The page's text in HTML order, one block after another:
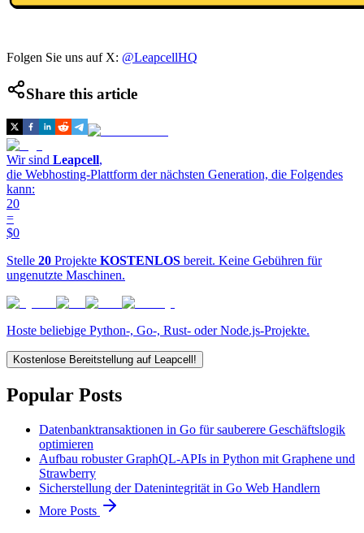
Folgen Sie uns auf X: @LeapcellHQ
Share this article
Wir sind Leapcell,
die Webhosting-Plattform der nächsten Generation, die Folgendes
kann:
20
=
$0
Stelle 20 Projekte KOSTENLOS bereit. Keine Gebühren für
ungenutzte Maschinen.
Hoste beliebige Python-, Go-, Rust- oder Node.js-Projekte.
Kostenlose Bereitstellung auf Leapcell!
Popular Posts
Datenbanktransaktionen in Go für sauberere Geschäftslogik
optimieren
Aufbau robuster GraphQL-APIs in Python mit Graphene und
Strawberry
Sicherstellung der Datenintegrität in Go Web Handlern
More Posts